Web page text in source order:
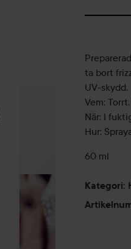
ta bort
UV-skydd.
Vem:
När: I
Hur:
60 ml
Kategori: